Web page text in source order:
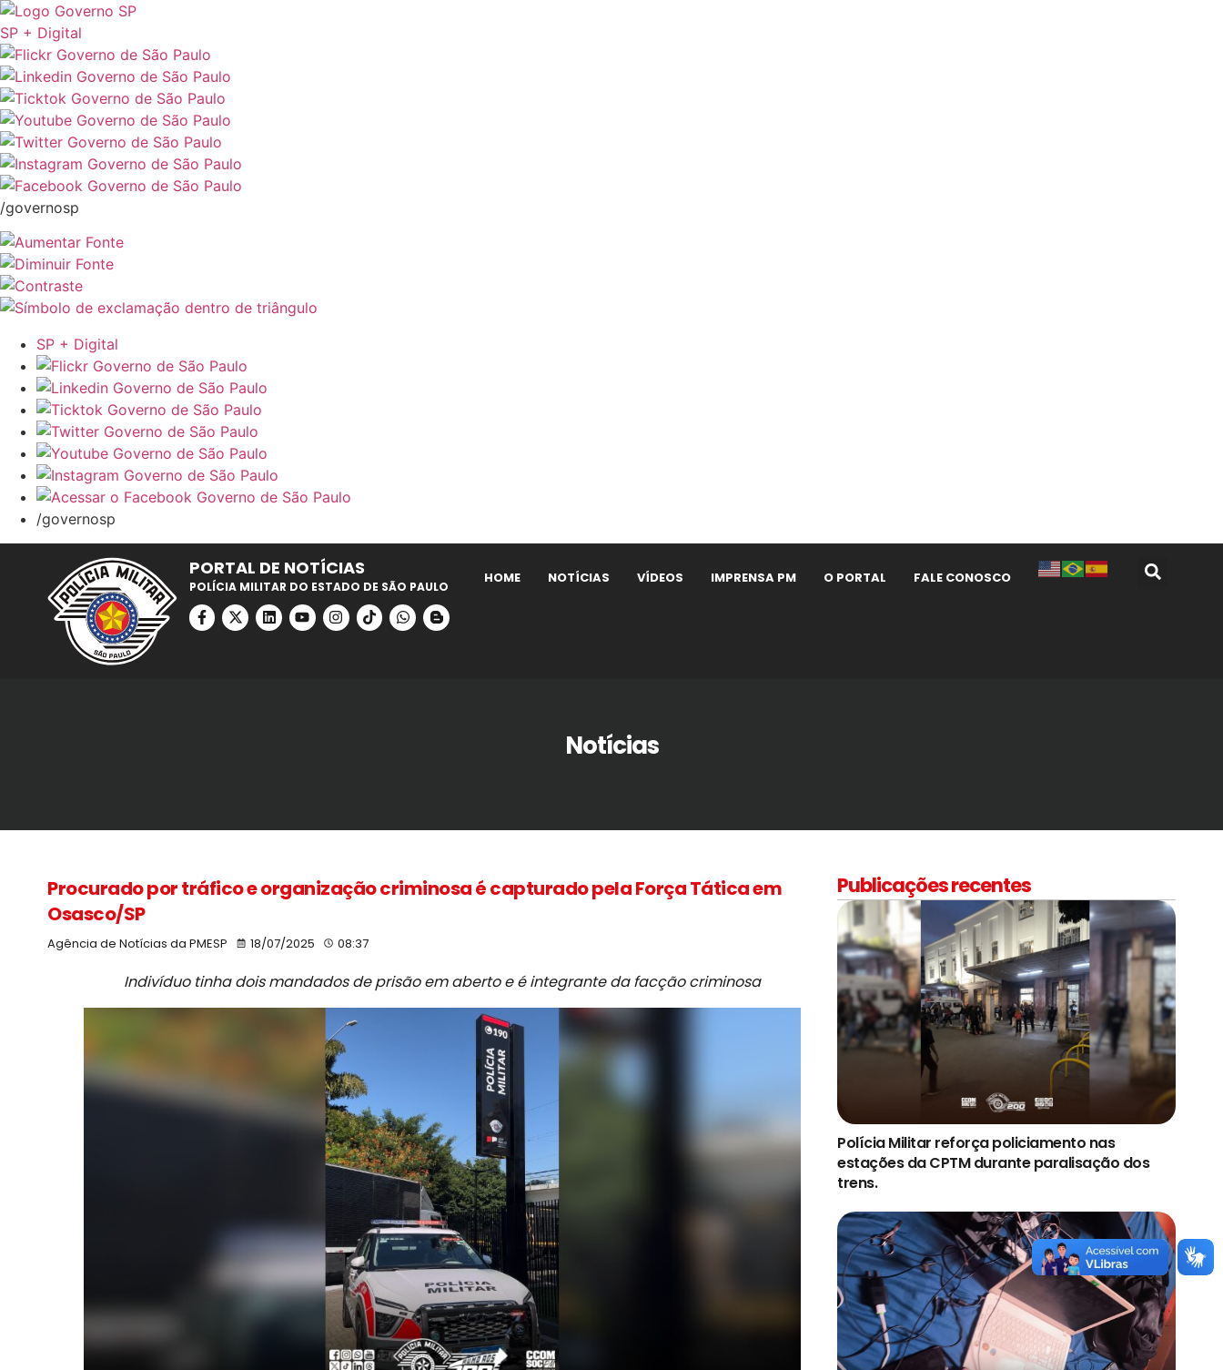
SP + Digital
/governosp
SP + Digital
/governosp
PORTAL DE NOTÍCIAS
POLÍCIA MILITAR DO ESTADO DE SÃO PAULO
HOME NOTÍCIAS VÍDEOS IMPRENSA PM O PORTAL FALE CONOSCO
Notícias
Procurado por tráfico e organização criminosa é capturado pela Força Tática em
Osasco/SP
Agência de Notícias da PMESP 18/07/2025 08:37
Indivíduo tinha dois mandados de prisão em aberto e é integrante da facção criminosa
Publicações recentes
Polícia Militar reforça policiamento nas
estações da CPTM durante paralisação dos
trens.